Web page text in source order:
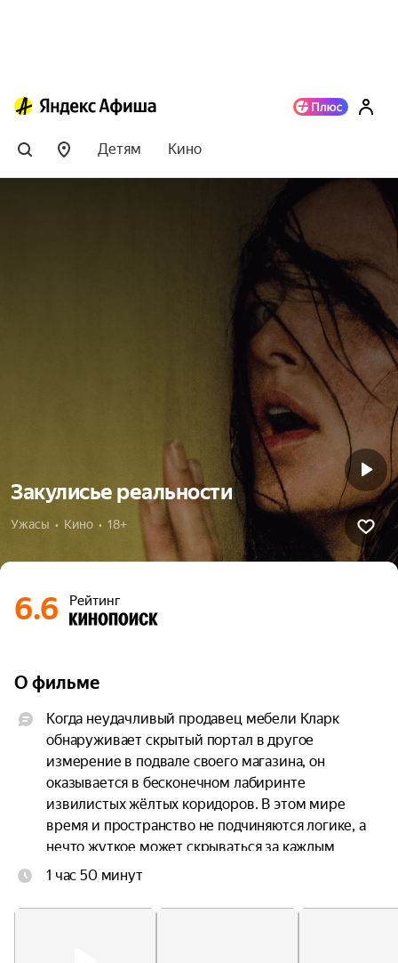
Детям Кино
Закулисье реальности
Ужасы  •  Кино  •  18+
6.6 Рейтинг
О фильме
Когда неудачливый продавец мебели Кларк
обнаруживает скрытый портал в другое
измерение в подвале своего магазина, он
оказывается в бесконечном лабиринте
извилистых жёлтых коридоров. В этом мире
время и пространство не подчиняются логике, а
нечто жуткое может скрываться за каждым
углом.
1 час 50 минут